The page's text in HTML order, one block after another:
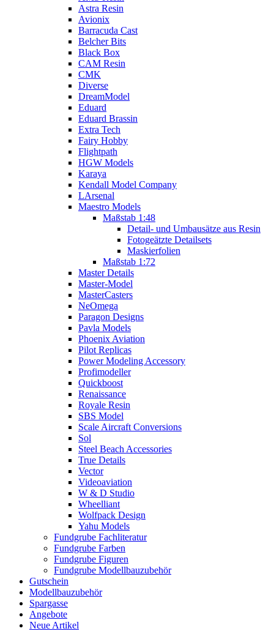
Astra Resin
Avionix
Barracuda Cast
Belcher Bits
Black Box
CAM Resin
CMK
Diverse
DreamModel
Eduard
Eduard Brassin
Extra Tech
Fairy Hobby
Flightpath
HGW Models
Karaya
Kendall Model Company
LArsenal
Maestro Models
Maßstab 1:48
Detail- und Umbausätze aus Resin
Fotogeätzte Detailsets
Maskierfolien
Maßstab 1:72
Master Details
Master-Model
MasterCasters
NeOmega
Paragon Designs
Pavla Models
Phoenix Aviation
Pilot Replicas
Power Modeling Accessory
Profimodeller
Quickboost
Renaissance
Royale Resin
SBS Model
Scale Aircraft Conversions
Sol
Steel Beach Accessories
True Details
Vector
Videoaviation
W & D Studio
Wheelliant
Wolfpack Design
Yahu Models
Fundgrube Fachliteratur
Fundgrube Farben
Fundgrube Figuren
Fundgrube Modellbauzubehör
Gutschein
Modellbauzubehör
Spargasse
Angebote
Neue Artikel